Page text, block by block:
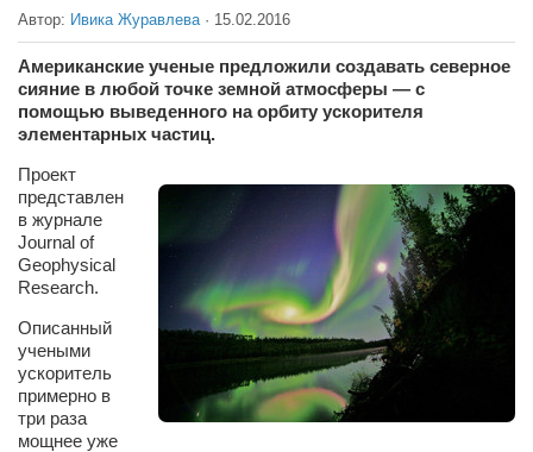
Традиции
Опросы
Экология
Здоровый образ жизни
Сам себе доктор
Активный отдых
Досье
Арт-менеджеры
Лариса Ильченко
Автор: Ивика Журавлева · 15.02.2016
Американские ученые предложили создавать северное
сияние в любой точке земной атмосферы — с
помощью выведенного на орбиту ускорителя
элементарных частиц.
Проект
представлен
в журнале
Journal of
Geophysical
Research.
Описанный
учеными
ускоритель
примерно в
три раза
мощнее уже